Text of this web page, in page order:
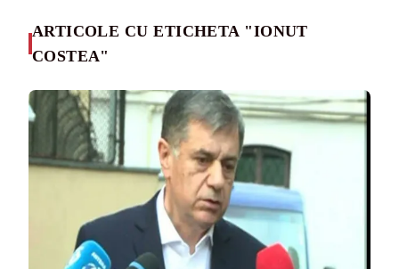
ARTICOLE CU ETICHETA "IONUT
COSTEA"